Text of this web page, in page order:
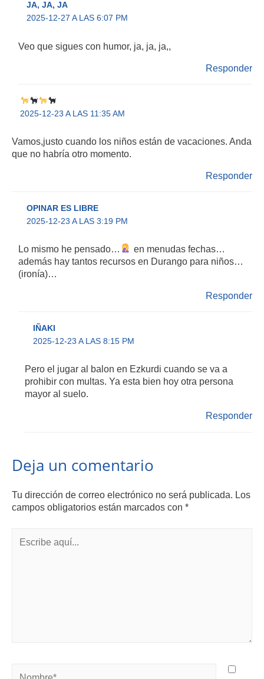
JA, JA, JA
2025-12-27 A LAS 6:07 PM
Veo que sigues con humor, ja, ja, ja,,
Responder
2025-12-23 A LAS 11:35 AM
Vamos,justo cuando los niños están de vacaciones. Anda
que no habría otro momento.
Responder
OPINAR ES LIBRE
2025-12-23 A LAS 3:19 PM
Lo mismo he pensado…
en menudas fechas…
además hay tantos recursos en Durango para niños…
(ironía)…
Responder
IÑAKI
2025-12-23 A LAS 8:15 PM
Pero el jugar al balon en Ezkurdi cuando se va a
prohibir con multas. Ya esta bien hoy otra persona
mayor al suelo.
Responder
Deja un comentario
Tu dirección de correo electrónico no será publicada. Los
campos obligatorios están marcados con *